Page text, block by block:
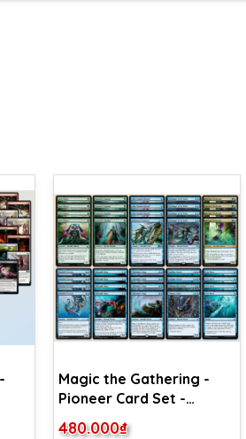
Magic the Gathering -
Pioneer Card Set -
Merfolk
480.000₫